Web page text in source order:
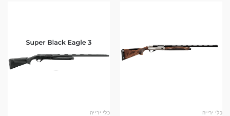
כלי ירייה כלי ירייה